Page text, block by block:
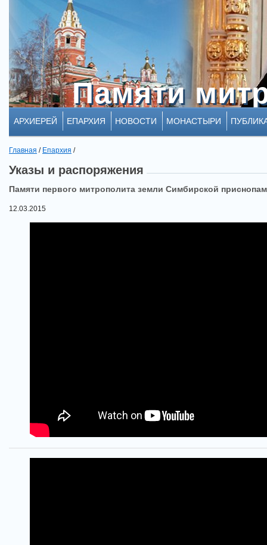
Памяти
Памяти
АРХИЕРЕЙ ЕПАРХИЯ НОВОСТИ МОНАСТЫРИ
Главная / Епархия /
Указы и распоряжения
Памяти первого митрополита земли Симбирской
12.03.2015